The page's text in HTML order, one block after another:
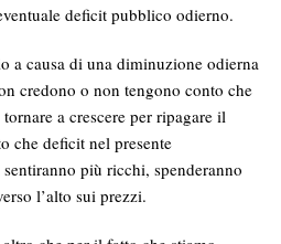
deficit pubblico odierno.
a causa di una diminuzione odierna
credono o non tengono conto che
a crescere per ripagare il
che deficit nel presente
più ricchi, spenderanno
l’alto sui prezzi.